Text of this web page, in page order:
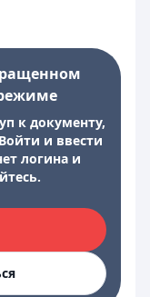
к документу,
и ввести
логина и